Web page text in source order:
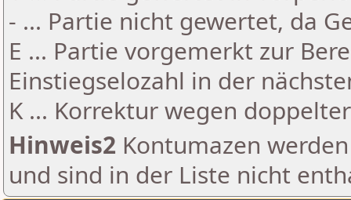
- ... Partie nicht gewertet, da
E ... Partie vorgemerkt zur
Einstiegselozahl in der
K ... Korrektur wegen
Hinweis2 Kontumazen
und sind in der Liste nicht